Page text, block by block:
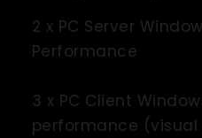
2 x PC Server
Performance
3 x PC Client
performance (visual